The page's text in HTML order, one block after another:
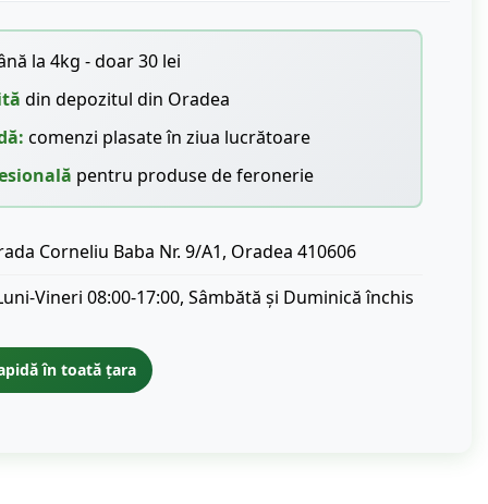
la 4kg - doar 30 lei
din depozitul din Oradea
comenzi plasate în ziua lucrătoare
pentru produse de feronerie
Corneliu Baba Nr. 9/A1, Oradea 410606
Vineri 08:00-17:00, Sâmbătă și Duminică închis
în toată țara